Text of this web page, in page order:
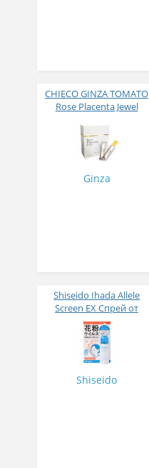
CHIECO GINZA TOMATO
Rose Placenta Jewel
в желе № 30
Ginza
Shiseido Ihada Allele
Screen EX Спрей от
вирусов и аллергий 50
гр
Shiseido